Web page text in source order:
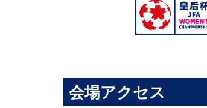
会場アクセス